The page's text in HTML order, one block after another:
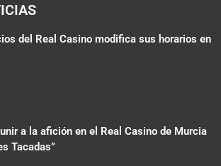
del Real Casino modifica sus horarios en
a la afición en el Real Casino de Murcia
Tacadas”